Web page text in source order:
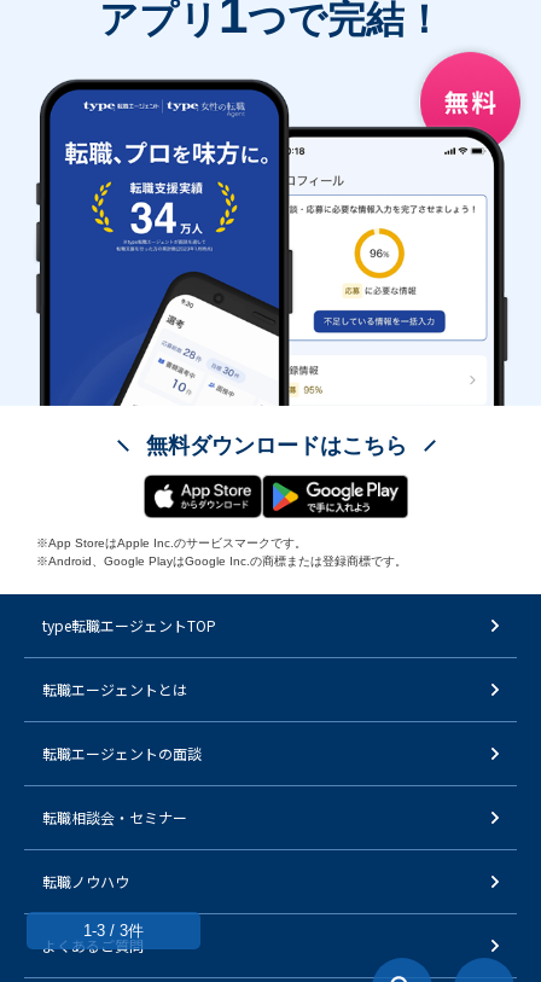
1-3 / 3件
アプリ 1つで完結！
無料ダウンロードはこちら
※App StoreはApple Inc.のサービスマークです。
※Android、Google PlayはGoogle Inc.の商標または登録商標です。
type転職エージェントTOP
転職エージェントとは
転職エージェントの面談
転職相談会・セミナー
転職ノウハウ
よくあるご質問